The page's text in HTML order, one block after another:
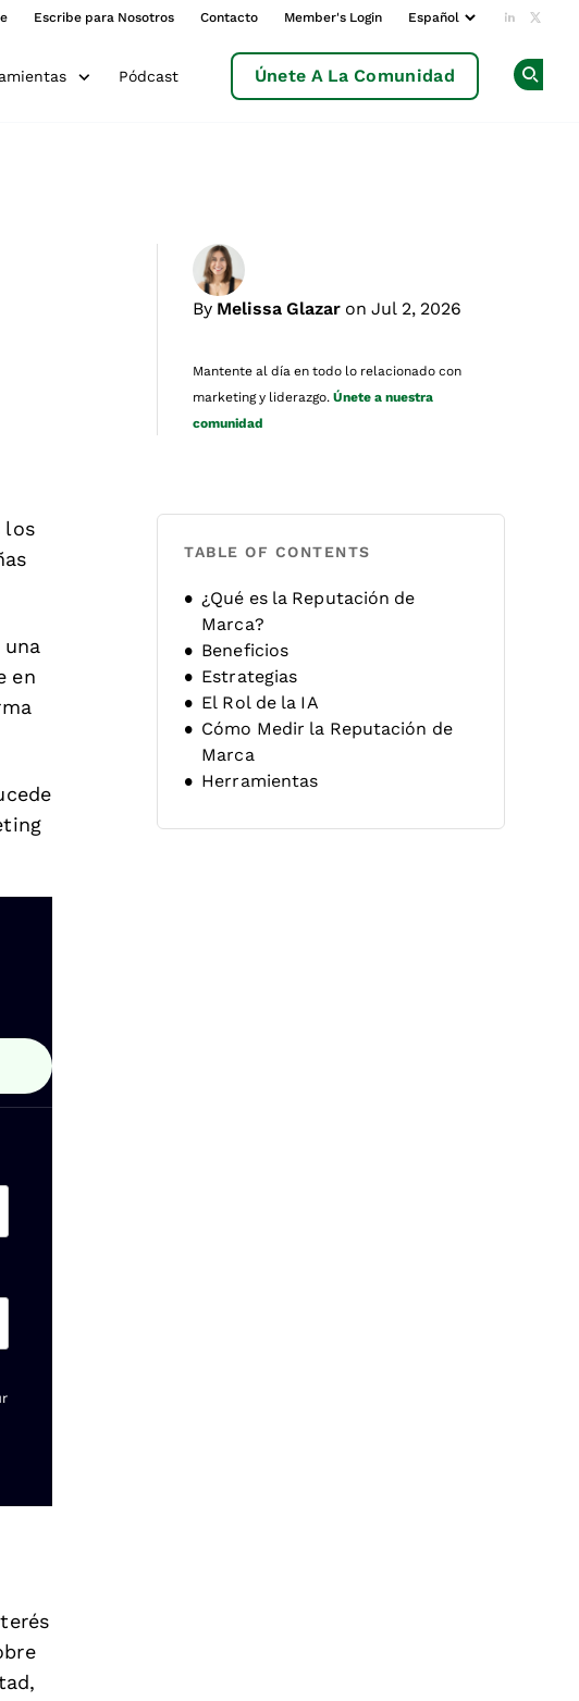
Escribe para Nosotros Contacto Member's Login Add us
Pódcast Únete A La Comunidad
By Melissa Glazar on Jul 2, 2026
Mantente al día en todo lo relacionado con
marketing y liderazgo. Únete a nuestra
comunidad
los
una
en
TABLE OF CONTENTS
¿Qué es la Reputación de
Marca?
Beneficios
Estrategias
El Rol de la IA
Cómo Medir la Reputación de
Marca
Herramientas